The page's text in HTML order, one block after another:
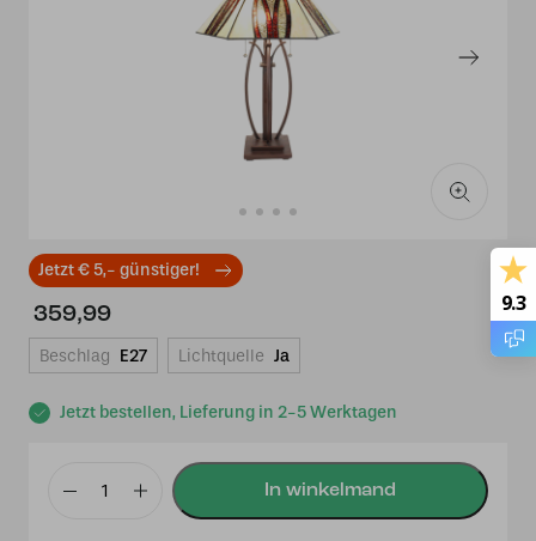
Jetzt € 5,- günstiger!
Jetzt bestellen, Lieferung in 2-5 Werktagen
359,99
Beschlag E27 Lichtquelle Ja
Tiffany
9.3